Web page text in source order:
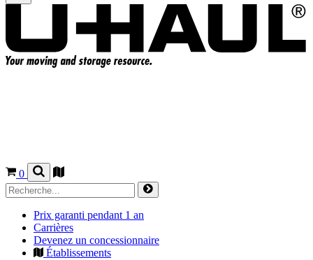
0
Prix garanti pendant 1 an
Carrières
Devenez un concessionnaire
Établissements